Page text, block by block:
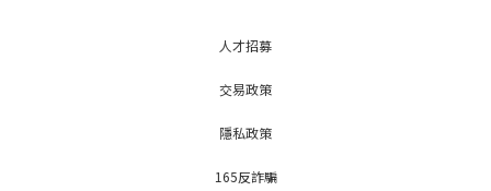
人才招募
交易政策
隱私政策
165反詐騙